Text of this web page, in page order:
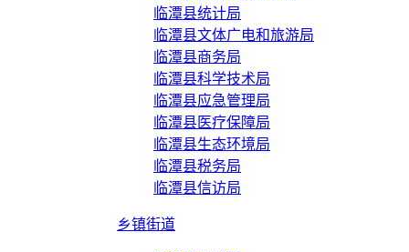
临潭县统计局
临潭县文体广电和旅游局
临潭县商务局
临潭县科学技术局
临潭县应急管理局
临潭县医疗保障局
临潭县生态环境局
临潭县税务局
临潭县信访局
乡镇街道